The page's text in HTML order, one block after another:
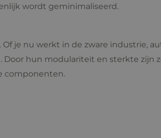
wordt geminimaliseerd.
. Of je nu werkt in de zware industrie,
Door hun modulariteit en sterkte zijn
componenten.